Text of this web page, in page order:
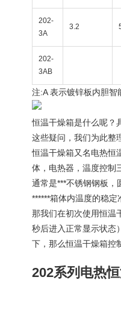
202-
3A
3.2
202-
3AB
注:A 表示镀锌板内胆
恒温干燥箱是什么呢？
这些疑问，我们为此整
恒温干燥箱又名电热恒
体，电热器，温度控制
通常是***不锈钢钢板，
******箱体内温度的稳定
那我们在初次使用恒温
秒后进入正常显示状态
下，那么恒温干燥箱控
202系列 电热